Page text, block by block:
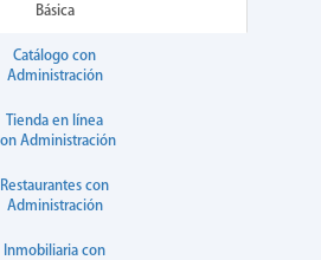
Básica
Catálogo con
Administración
Tienda en línea
Administración
Restaurantes con
Administración
Inmobiliaria con